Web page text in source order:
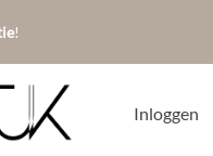
!
Inloggen